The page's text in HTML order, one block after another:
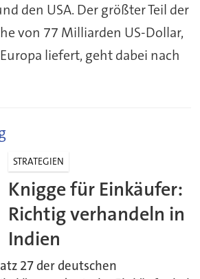
den USA. Der größter Teil der
von 77 Milliarden US-Dollar,
liefert, geht dabei nach
STRATEGIEN
Knigge für Einkäufer:
Richtig verhandeln in
Indien
27 der deutschen